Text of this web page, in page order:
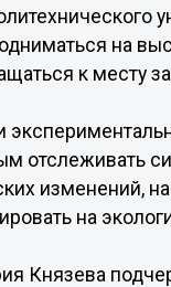
на
к месту
отслеживать
изменений,
на
Князева